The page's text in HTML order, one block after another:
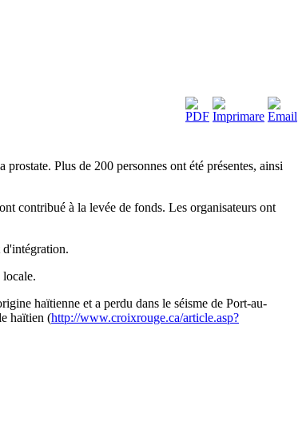
Plus de 200 personnes ont été présentes, ainsi
contribué à la levée de fonds. Les organisateurs ont
d'intégration.
haïtienne et a perdu dans le séisme de Port-au-
haïtien (http://www.croixrouge.ca/article.asp?